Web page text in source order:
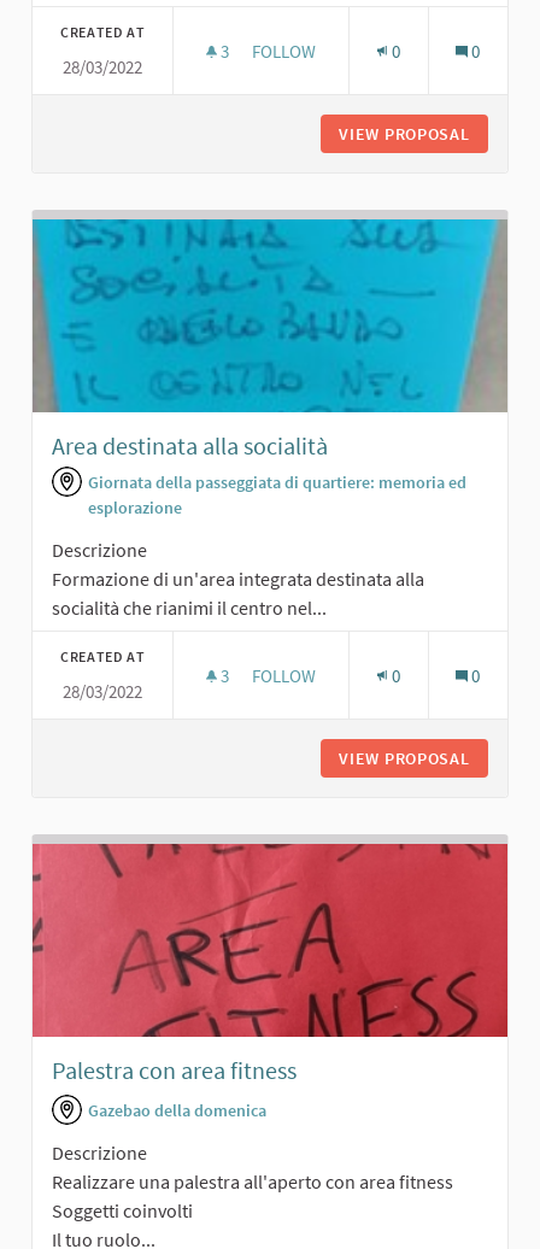
CREATED AT
28/03/2022
3 3 FOLLOWERS
FOLLOW 0 0
VIEW PROPOSAL
Area destinata alla socialità
Giornata della passeggiata di quartiere: memoria ed
esplorazione
Descrizione
Formazione di un'area integrata destinata alla
socialità che rianimi il centro nel...
CREATED AT
28/03/2022
3 3 FOLLOWERS
FOLLOW 0 0
VIEW PROPOSAL
Palestra con area fitness
Gazebao della domenica
Descrizione
Realizzare una palestra all'aperto con area fitness
Soggetti coinvolti
Il tuo ruolo...